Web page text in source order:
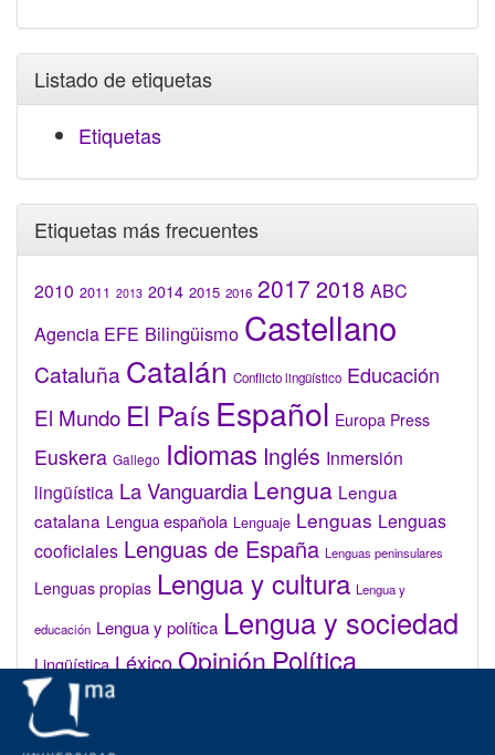
Listado de etiquetas
Etiquetas
Etiquetas más frecuentes
2010 2011 2013 2014 2015 2016 2017 2018 ABC
Agencia EFE Bilingüismo Castellano
Cataluña Catalán Conflicto lingüístico Educación
El Mundo El País Español Europa Press
Euskera Gallego Idiomas Inglés Inmersión
lingüística La Vanguardia Lengua Lengua
catalana Lengua española Lenguaje Lenguas Lenguas
cooficiales Lenguas de España Lenguas peninsulares
Lenguas propias Lengua y cultura Lengua y
educación Lengua y política Lengua y sociedad
Lingüística LéxicoOpiniónPolítica
lingüística
Valenciano